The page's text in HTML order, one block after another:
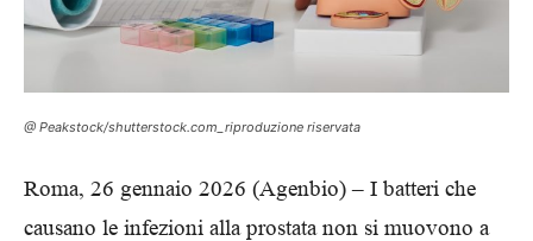
@ Peakstock/shutterstock.com_riproduzione riservata
Roma, 26 gennaio 2026 (Agenbio) – I batteri che
causano le infezioni alla prostata non si muovono a